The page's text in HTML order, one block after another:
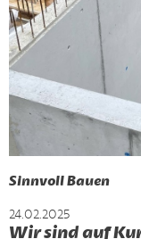
Sinnvoll Bauen
24.02.2025
Wir sind auf